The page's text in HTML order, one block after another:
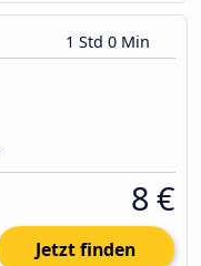
1 Std 0 Min
8 €
Jetzt finden